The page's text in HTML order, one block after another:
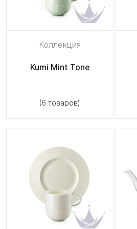
Коллекция
Kumi Mint Tone
(6 товаров)